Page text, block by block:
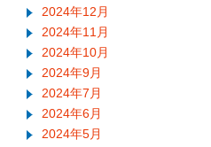
2024年12月
2024年11月
2024年10月
2024年9月
2024年7月
2024年6月
2024年5月